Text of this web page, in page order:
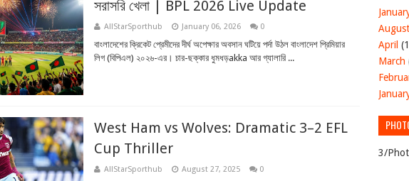
সরাসরি খেলা | BPL 2026 Live Update
AllStarSporthub January 06, 2026 0
বাংলাদেশের ক্রিকেট প্রেমীদের দীর্ঘ অপেক্ষার অবসান ঘটিয়ে পর্দা উঠল বাংলাদেশ প্রিমিয়ার
লিগ (বিপিএল) ২০২৬-এর। চার-ছক্কার ধুমধড়akka আর গ্যালারি ...
West Ham vs Wolves: Dramatic 3–2 EFL
Cup Thriller
AllStarSporthub August 27, 2025 0
August
April
March
3/